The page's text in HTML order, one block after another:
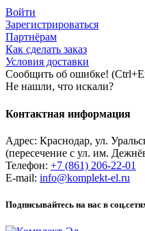
Войти
Зарегистрироваться
Партнёрам
Как сделать заказ
Условия доставки
Сообщить об ошибке!
Не нашли, что искали?
Контактная информация
Адрес: Краснодар, ул.
(пересечение с ул. им.
Телефон: +7 (861) 206-22-01
E-mail: info@komplekt-el.ru
Подписывайтесь на нас в